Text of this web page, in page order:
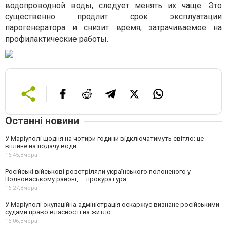
водопроводной воды, следует менять их чаще. Это
существенно продлит срок эксплуатации
парогенератора и снизит время, затрачиваемое на
профилактические работы.
Останні новини
У Маріуполі щодня на чотири години відключатимуть світло: це
вплине на подачу води
16:45,Вчора
Російські військові розстріляли українського полоненого у
Волноваському районі, — прокуратура
16:27,Вчора
У Маріуполі окупаційна адміністрація оскаржує визнане російськими
судами право власності на житло
16:06,Вчора